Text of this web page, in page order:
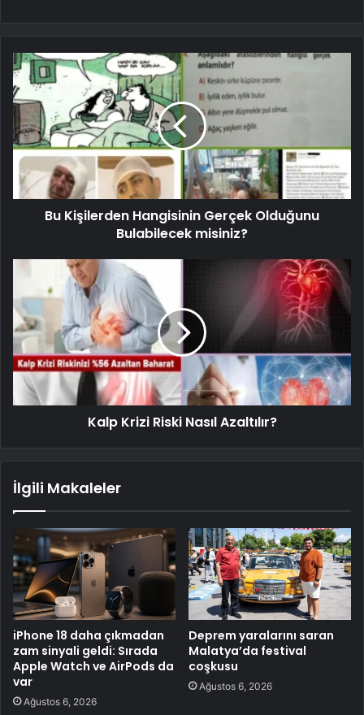
Bu Kişilerden Hangisinin Gerçek Olduğunu
Bulabilecek misiniz?
Kalp Krizi Riski Nasıl Azaltılır?
İlgili Makaleler
iPhone 18 daha çıkmadan
zam sinyali geldi: Sırada
Apple Watch ve AirPods da
var
Ağustos 6, 2026
Deprem yaralarını saran
Malatya’da festival
coşkusu
Ağustos 6, 2026